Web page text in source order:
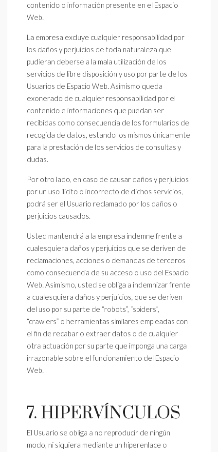
contenido o información presente en el Espacio
Web.
La empresa excluye cualquier responsabilidad por
los daños y perjuicios de toda naturaleza que
pudieran deberse a la mala utilización de los
servicios de libre disposición y uso por parte de los
Usuarios de Espacio Web. Asimismo queda
exonerado de cualquier responsabilidad por el
contenido e informaciones que puedan ser
recibidas como consecuencia de los formularios de
recogida de datos, estando los mismos únicamente
para la prestación de los servicios de consultas y
dudas.
Por otro lado, en caso de causar daños y perjuicios
por un uso ilícito o incorrecto de dichos servicios,
podrá ser el Usuario reclamado por los daños o
perjuicios causados.
Usted mantendrá a la empresa indemne frente a
cualesquiera daños y perjuicios que se deriven de
reclamaciones, acciones o demandas de terceros
como consecuencia de su acceso o uso del Espacio
Web. Asimismo, usted se obliga a indemnizar frente
a cualesquiera daños y perjuicios, que se deriven
del uso por su parte de “robots”, “spiders”,
“crawlers” o herramientas similares empleadas con
el fin de recabar o extraer datos o de cualquier
otra actuación por su parte que imponga una carga
irrazonable sobre el funcionamiento del Espacio
Web.
7. HIPERVÍNCULOS
El Usuario se obliga a no reproducir de ningún
modo, ni siquiera mediante un hiperenlace o